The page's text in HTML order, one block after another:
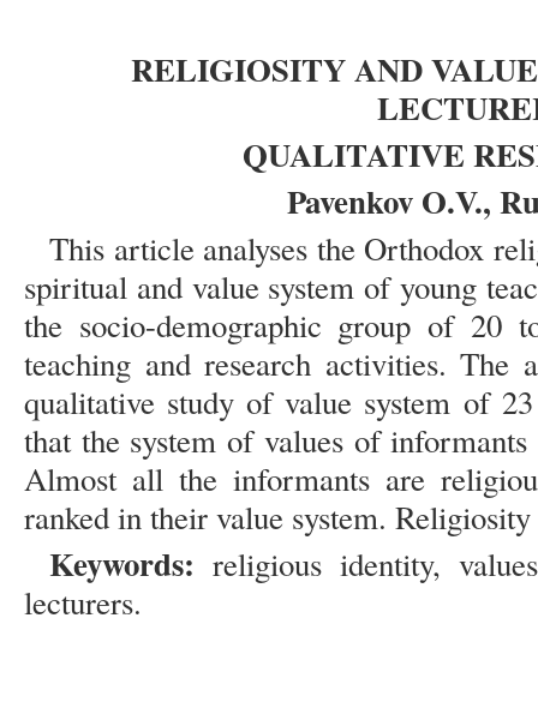
RELIGIOSITY AND
QUALITATIVE
Pavenkov O.V.,
This article analyses the Orthodox
spiritual and value system of young
the socio-demographic group of 20
teaching and research activities. The
qualitative study of value system of
that the system of values of
Almost all the informants are
ranked in their value system.
Keywords: religious identity,
lecturers.